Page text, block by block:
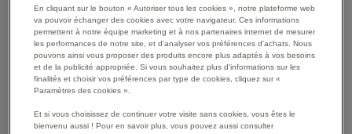
SKIP
Les avantages
Tabouret pliant Alvarstool avec plateau 100%
Structure d’acier peint par pulvérisation.
En cliquant sur le bouton « Autoriser tous les cookies », notre plateforme web
va pouvoir échanger des cookies avec votre navigateur. Ces informations
permettent à notre équipe marketing et à nos partenaires internet de mesurer
les performances de notre site, et d'analyser vos préférences d'achats. Nous
pouvons ainsi vous proposer des produits encore plus adaptés à vos besoins
et de la publicité appropriée. Si vous souhaitez plus d'informations sur les
finalités et choisir vos préférences par type de cookies, cliquez sur «
Paramètres des cookies ».
Et si vous choisissez de continuer votre visite sans cookies, vous êtes le
bienvenu aussi ! Pour en savoir plus, vous pouvez aussi consulter